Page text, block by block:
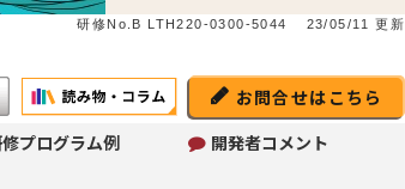
研修No.B LTH220-0300-5044 23/05/11 更新
お問合せはこちら
プログラム例
開発者コメント